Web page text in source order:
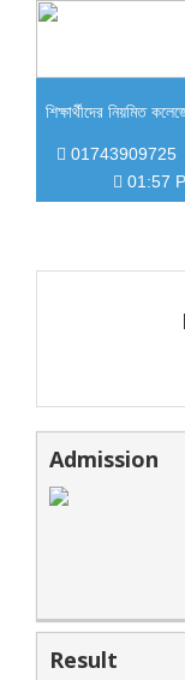
শিক্ষার্থীদের নিয়মিত
01743909725
01:57
Admission
Result